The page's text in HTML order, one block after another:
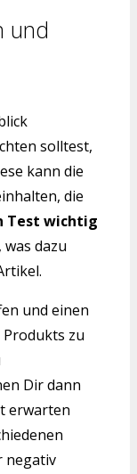
und
solltest,
kann die
die
Test wichtig
dazu
und einen
zu
Dir dann
erwarten
negativ